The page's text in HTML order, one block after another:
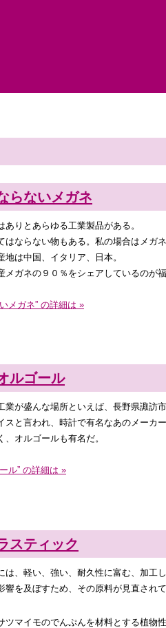
らないメガネ
ありとあらゆる工業製品がある。
はならない物もある。私の場合はメガ
地は中国、イタリア、日本。
メガネの９０％をシェアしているのが
メガネ” の詳細は »
ルゴール
業が盛んな場所といえば、長野県諏訪
スと言われ、時計で有名なあのメーカ
、オルゴールも有名だ。
ル” の詳細は »
スティック
は、軽い、強い、耐久性に富む、加工
響を及ぼすため、その原料が見直されて
ツマイモのでんぷんを材料とする植物